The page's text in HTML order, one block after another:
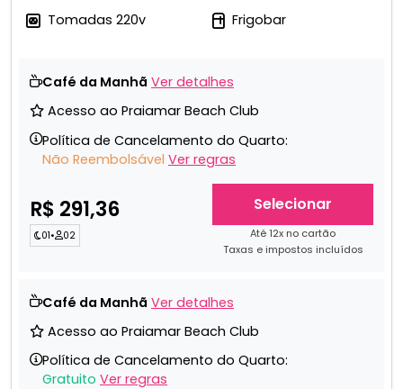
Tomadas 220v Frigobar
Café da Manhã Ver detalhes
Acesso ao Praiamar Beach Club
Política de Cancelamento do Quarto:
Não Reembolsável Ver regras
R$ 291,36
01• 02
Selecionar
Até 12x no cartão
Taxas e impostos incluídos
Café da Manhã Ver detalhes
Acesso ao Praiamar Beach Club
Política de Cancelamento do Quarto:
Gratuito Ver regras